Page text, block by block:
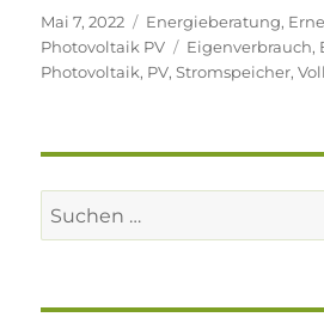
Veröffentlicht
am
Mai 7, 2022 Kategorien
Energieberatung,
Photovoltaik PV
Schlagwörter
Eigenverbrauch,
Photovoltaik, PV,Stromspeicher,
Suchen
nach: